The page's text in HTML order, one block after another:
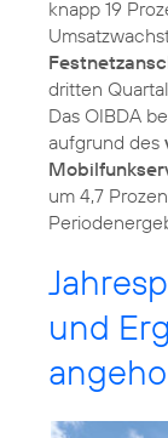
knapp 19
dritten
Das OIBDA
aufgrund des
um 4,7
und